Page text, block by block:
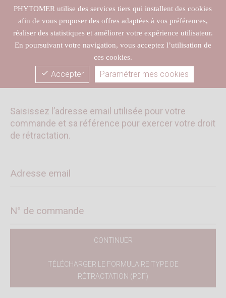
CLICK & COLLECT gratuit dans votre spa Fleur’s close
Wishlist
Droit de rétractation
Saisissez l’adresse email utilisée pour votre
commande et sa référence pour exercer votre droit
de rétractation.
Adresse email
N° de commande
CONTINUER
TÉLÉCHARGER LE FORMULAIRE TYPE DE
RÉTRACTATION (PDF)
PHYTOMER utilise des services tiers qui installent des cookies
afin de vous proposer des offres adaptées à vos préférences,
réaliser des statistiques et améliorer votre expérience utilisateur.
En poursuivant votre navigation, vous acceptez l’utilisation de
ces cookies.
check Accepter Paramétrer mes cookies